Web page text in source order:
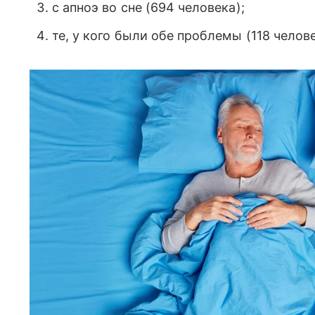
с апноэ во сне (694 человека);
те, у кого были обе проблемы (118